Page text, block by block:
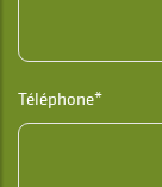
Téléphone*